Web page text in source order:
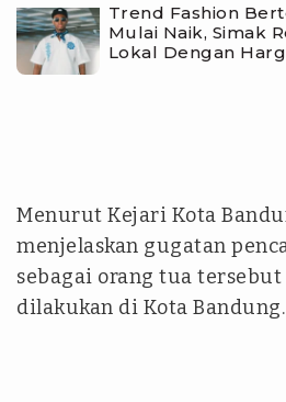
Trend Fashion
Mulai Naik, Simak
Lokal Dengan
Menurut Kejari Kota
menjelaskan gugatan
sebagai orang tua
dilakukan di Kota Bandung.